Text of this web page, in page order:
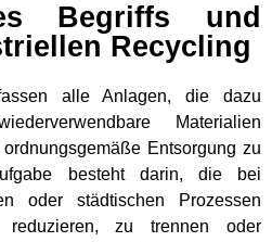
Begriffs und
Recycling
alle Anlagen, die dazu
Materialien
Entsorgung zu
besteht darin, die bei
oder städtischen Prozessen
zu trennen oder